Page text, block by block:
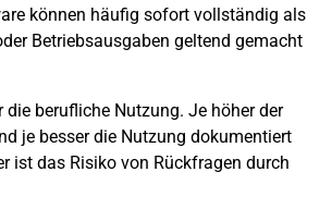
können häufig sofort vollständig als
Betriebsausgaben geltend gemacht
berufliche Nutzung. Je höher der
je besser die Nutzung dokumentiert
ist das Risiko von Rückfragen durch